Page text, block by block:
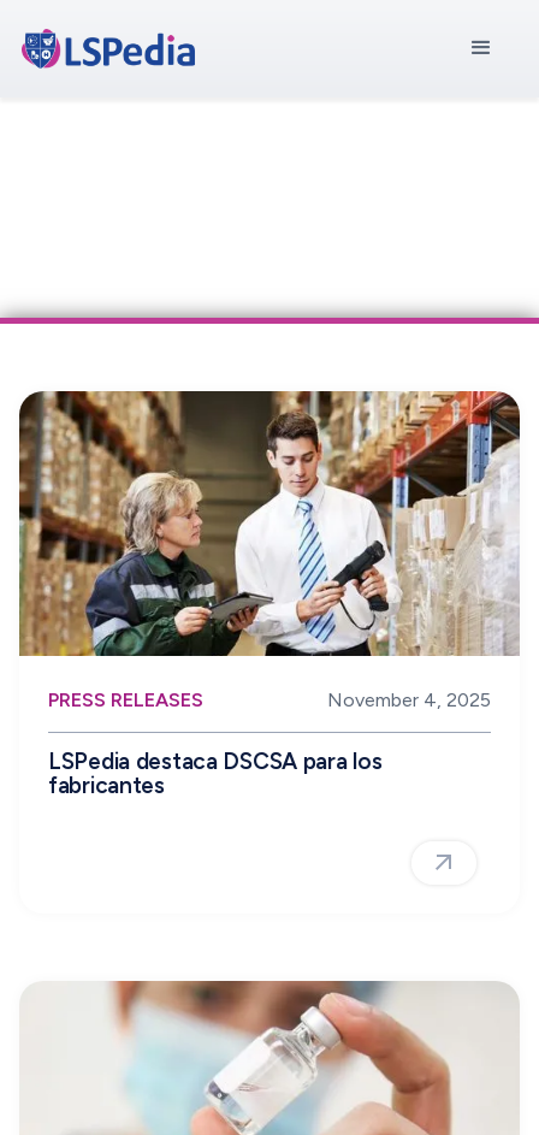
PRESS RELEASES November 4, 2025
LSPedia destaca DSCSA para los
fabricantes